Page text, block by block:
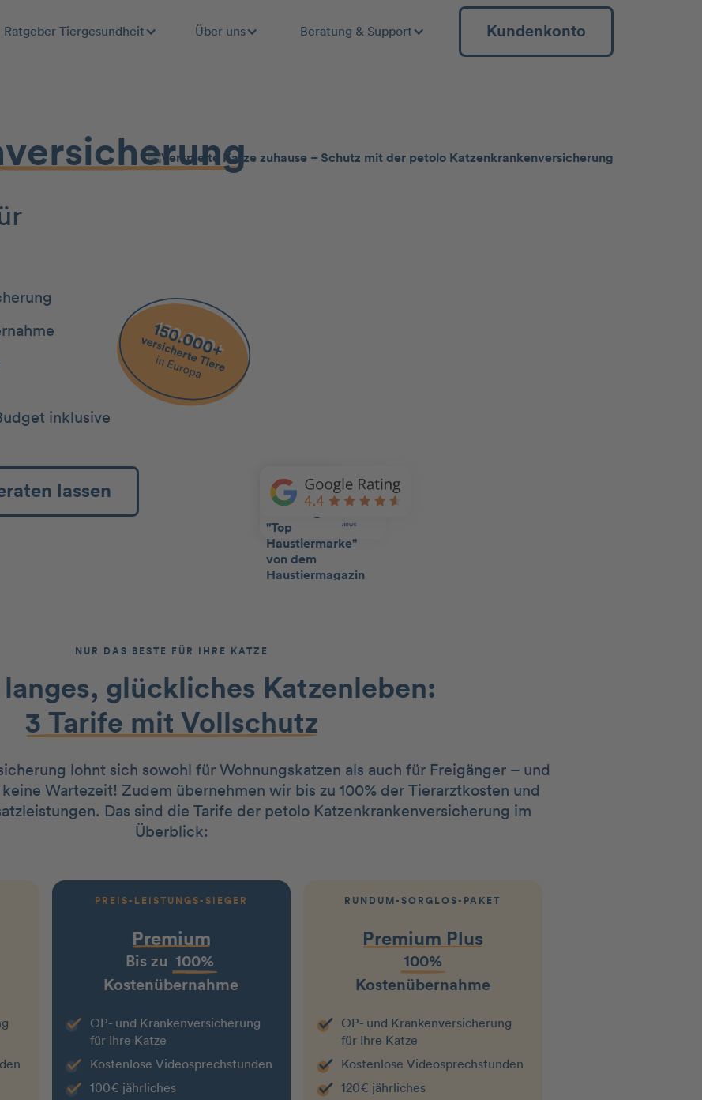
Ratgeber Tiergesundheit Über uns Beratung & Support Kundenkonto
inklusive
lassen
NUR DAS BESTE FÜR IHRE KATZE
langes, glückliches Katzenleben:
3 Tarife mit Vollschutz
lohnt sich sowohl für Wohnungskatzen als auch für Freigänger – und
Wartezeit! Zudem übernehmen wir bis zu 100% der Tierarztkosten und
Das sind die Tarife der petolo Katzenkrankenversicherung im
Überblick:
PREIS-LEISTUNGS-SIEGER
Premium
Bis zu 100%
Kostenübernahme
OP- und Krankenversicherung
für Ihre Katze
Kostenlose Videosprechstunden
100€ jährliches
RUNDUM-SORGLOS-PAKET
Premium Plus
100%
Kostenübernahme
OP- und Krankenversicherung
für Ihre Katze
Kostenlose Videosprechstunden
120€ jährliches